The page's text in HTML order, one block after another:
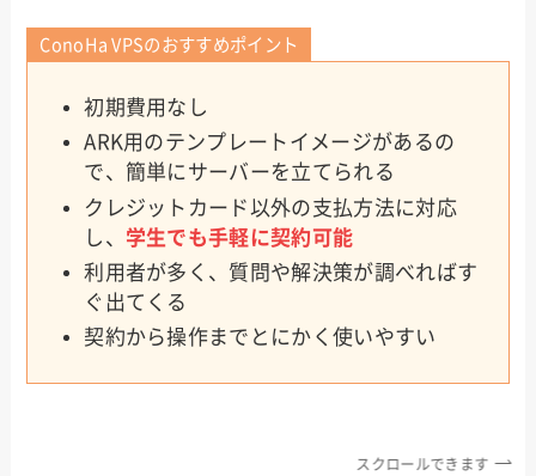
ConoHa VPSのおすすめポイント
初期費用なし
ARK用のテンプレートイメージがあるの
で、簡単にサーバーを立てられる
クレジットカード以外の支払方法に対応
し、 学生でも手軽に契約可能
利用者が多く、質問や解決策が調べればす
ぐ出てくる
契約から操作までとにかく使いやすい
スクロールできます